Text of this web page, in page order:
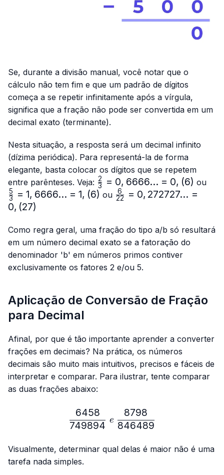
Se, durante a divisão manual, você notar que o
cálculo não tem fim e que um padrão de dígitos
começa a se repetir infinitamente após a vírgula,
significa que a fração não pode ser convertida em um
decimal exato (terminante).
Nesta situação, a resposta será um decimal infinito
(dízima periódica). Para representá-la de forma
elegante, basta colocar os dígitos que se repetem
entre parênteses. Veja: \frac{2}
{3}=0,6666...
= 0,(6)
3
2 = 0, 6666... = 0, (6) ou
3
5 = 1, 6666... = 1, (6) ou \frac{6}
22
6 = 0, 272727... =
0, (27)
Como regra geral, uma fração do tipo a/b só resultará
em um número decimal exato se a fatoração do
denominador 'b' em números primos contiver
exclusivamente os fatores 2 e/ou 5.
Aplicação de Conversão de Fração
para Decimal
Afinal, por que é tão importante aprender a converter
frações em decimais? Na prática, os números
decimais são muito mais intuitivos, precisos e fáceis de
interpretar e comparar. Para ilustrar, tente comparar
as duas frações abaixo:
\frac{6458}{749894} \
749894
6458
e 846489
8798
Visualmente, determinar qual delas é maior não é uma
tarefa nada simples.